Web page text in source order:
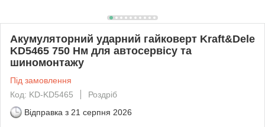
Акумуляторний ударний гайковерт Kraft&Dele
KD5465 750 Нм для автосервісу та
шиномонтажу
Під замовлення
Код: KD-KD5465
Роздріб
Відправка з 21 серпня 2026